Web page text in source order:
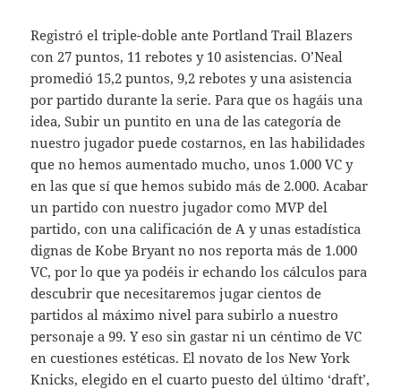
Registró el triple-doble ante Portland Trail Blazers
con 27 puntos, 11 rebotes y 10 asistencias. O’Neal
promedió 15,2 puntos, 9,2 rebotes y una asistencia
por partido durante la serie. Para que os hagáis una
idea, Subir un puntito en una de las categoría de
nuestro jugador puede costarnos, en las habilidades
que no hemos aumentado mucho, unos 1.000 VC y
en las que sí que hemos subido más de 2.000. Acabar
un partido con nuestro jugador como MVP del
partido, con una calificación de A y unas estadística
dignas de Kobe Bryant no nos reporta más de 1.000
VC, por lo que ya podéis ir echando los cálculos para
descubrir que necesitaremos jugar cientos de
partidos al máximo nivel para subirlo a nuestro
personaje a 99. Y eso sin gastar ni un céntimo de VC
en cuestiones estéticas. El novato de los New York
Knicks, elegido en el cuarto puesto del último ‘draft’,